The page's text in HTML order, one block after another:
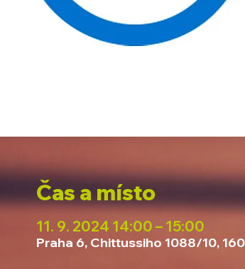
Čas a místo
11. 9. 2024 14:00 – 15:00
Praha 6, Chittussiho 1088/10,